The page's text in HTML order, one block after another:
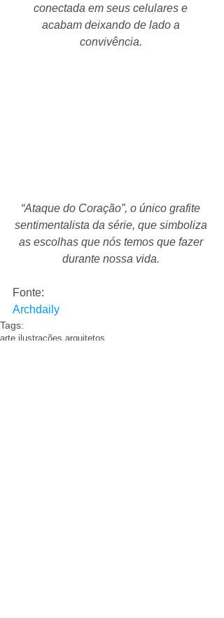
conectada em seus celulares e
acabam deixando de lado a
convivência.
“Ataque do Coração”, o único grafite
sentimentalista da série, que simboliza
as escolhas que nós temos que fazer
durante nossa vida.
Fonte:
Archdaily
Tags:
arte ilustrações arquitetos